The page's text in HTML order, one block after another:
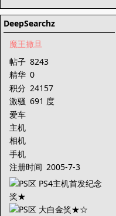
DeepSearchz
魔王撒旦
帖子 8243
精华 0
积分 24157
激骚 691 度
爱车
主机
相机
手机
注册时间 2005-7-3